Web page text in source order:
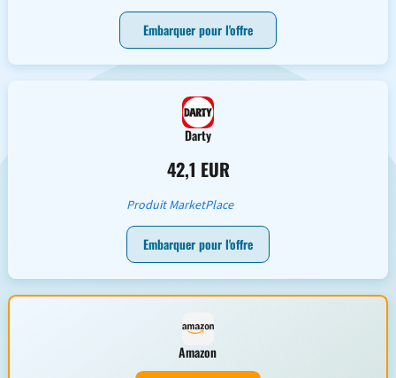
Embarquer pour l'offre
Darty
42,1 EUR
Produit MarketPlace
Embarquer pour l'offre
Amazon